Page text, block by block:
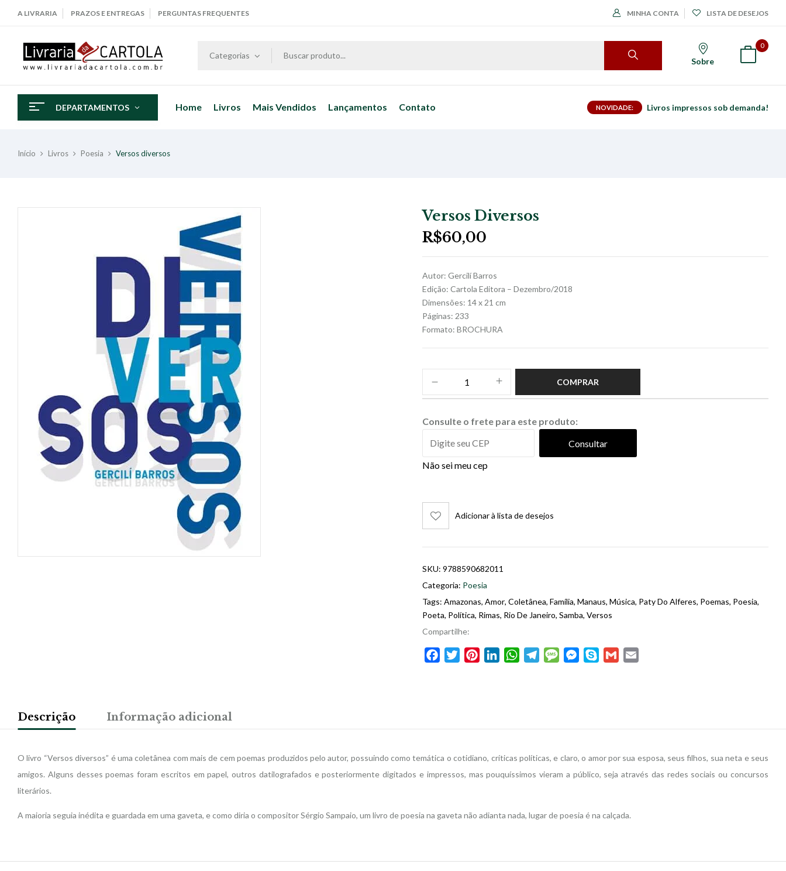
A LIVRARIA PRAZOS E ENTREGAS PERGUNTAS FREQUENTES MINHA CONTA LISTA DE DESEJOS
Categorias
Sobre
0
DEPARTAMENTOS Home Livros Mais Vendidos Lançamentos Contato NOVIDADE: Livros impressos sob demanda!
Início Livros Poesia Versos diversos
Versos Diversos
R$60,00
Autor: Gercilí Barros
Edição: Cartola Editora – Dezembro/2018
Dimensões: 14 x 21 cm
Páginas: 233
Formato: BROCHURA
COMPRAR
Consulte o frete para este produto:
Consultar
Não sei meu cep
Adicionar à lista de desejos
SKU: 9788590682011
Categoria: Poesia
Tags: Amazonas, Amor, Coletânea, Família, Manaus, Música, Paty Do Alferes, Poemas, Poesia,
Poeta, Política, Rimas, Rio De Janeiro, Samba, Versos
Compartilhe:
FacebookTwitterPinterestLinkedInWhatsAppTelegramMessageMessenger
Skype Gmail
Descrição Informação adicional
O livro “Versos diversos” é uma coletânea com mais de cem poemas produzidos pelo autor, possuindo como temática o cotidiano, críticas políticas, e claro, o amor por sua esposa, seus filhos, sua neta e seus
amigos. Alguns desses poemas foram escritos em papel, outros datilografados e posteriormente digitados e impressos, mas pouquíssimos vieram a público, seja através das redes sociais ou concursos
literários.
A maioria seguia inédita e guardada em uma gaveta, e como diria o compositor Sérgio Sampaio, um livro de poesia na gaveta não adianta nada, lugar de poesia é na calçada.